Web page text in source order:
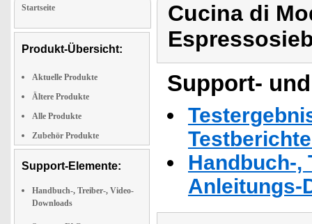
Startseite
Produkt-Übersicht:
Aktuelle Produkte
Ältere Produkte
Alle Produkte
Zubehör Produkte
Support-Elemente:
Handbuch-, Treiber-, Video-
Downloads
Cucina di
Support-
Handbuch-,
Anleitungs-